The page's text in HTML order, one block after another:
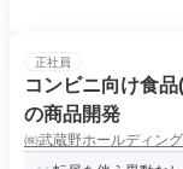
正社員
コンビニ向け食
の商品開発
㈱武蔵野ホールディン